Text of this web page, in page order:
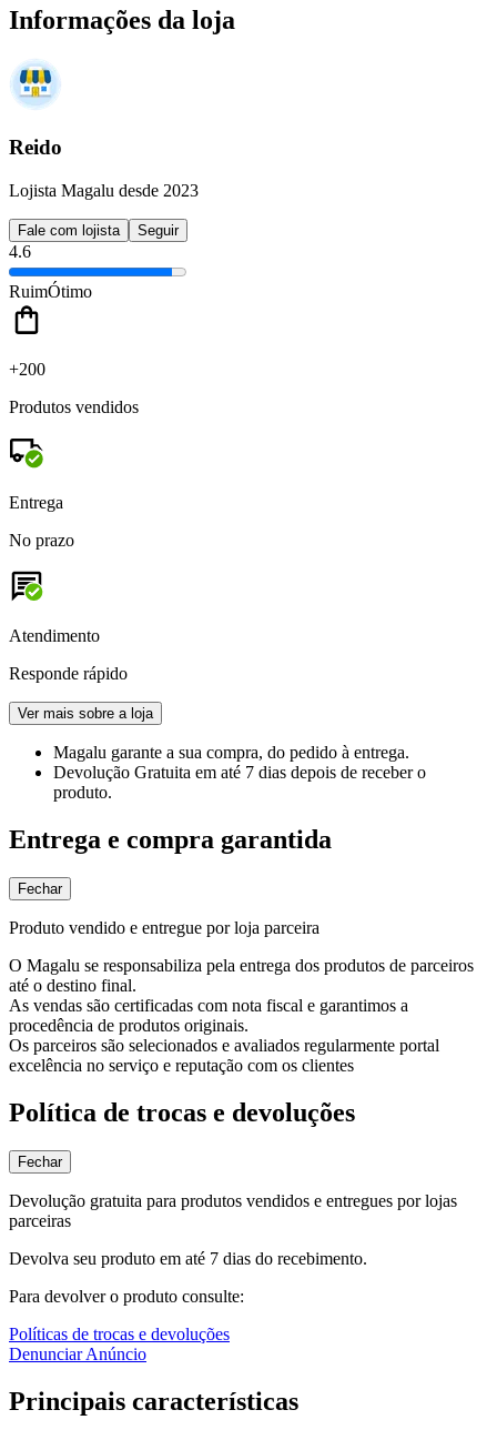
Informações da loja
Reido
Lojista Magalu desde 2023
Fale com lojista Seguir
4.6
RuimÓtimo
+200
Produtos vendidos
Entrega
No prazo
Atendimento
Responde rápido
Ver mais sobre a loja
Magalu garante a sua compra, do pedido à entrega.
Devolução Gratuita em até 7 dias depois de receber o
produto.
Entrega e compra garantida
Fechar
Produto vendido e entregue por loja parceira
O Magalu se responsabiliza pela entrega dos produtos de parceiros
até o destino final.
As vendas são certificadas com nota fiscal e garantimos a
procedência de produtos originais.
Os parceiros são selecionados e avaliados regularmente portal
excelência no serviço e reputação com os clientes
Política de trocas e devoluções
Fechar
Devolução gratuita para produtos vendidos e entregues por lojas
parceiras
Devolva seu produto em até 7 dias do recebimento.
Para devolver o produto consulte:
Políticas de trocas e devoluções
Denunciar Anúncio
Principais características